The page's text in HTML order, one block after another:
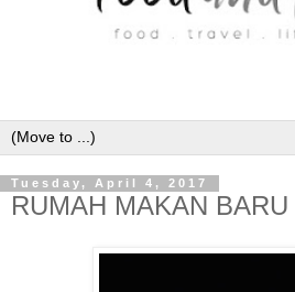
Tuesday, April 4, 2017
RUMAH MAKAN